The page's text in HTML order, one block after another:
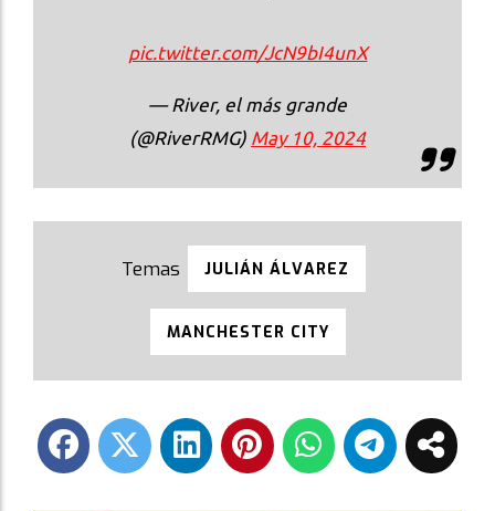
pic.twitter.com/JcN9bI4unX
— River, el más grande
(@RiverRMG) May 10, 2024
JULIÁN ÁLVAREZ
MANCHESTER CITY